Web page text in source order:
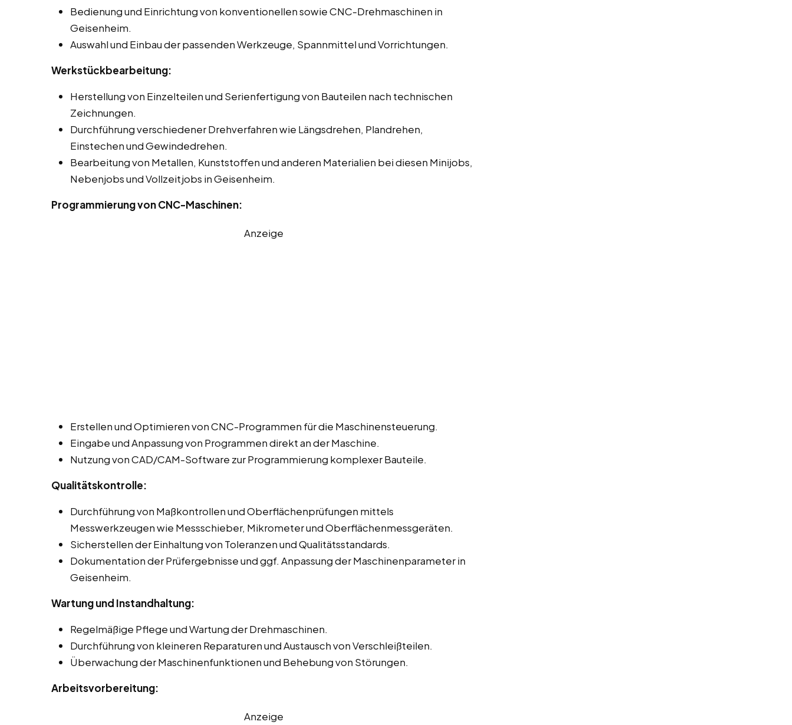
Bedienung und Einrichtung von konventionellen sowie CNC-Drehmaschinen in
Geisenheim.
Auswahl und Einbau der passenden Werkzeuge, Spannmittel und Vorrichtungen.
Werkstückbearbeitung:
Herstellung von Einzelteilen und Serienfertigung von Bauteilen nach technischen
Zeichnungen.
Durchführung verschiedener Drehverfahren wie Längsdrehen, Plandrehen,
Einstechen und Gewindedrehen.
Bearbeitung von Metallen, Kunststoffen und anderen Materialien bei diesen Minijobs,
Nebenjobs und Vollzeitjobs in Geisenheim.
Programmierung von CNC-Maschinen:
Anzeige
Erstellen und Optimieren von CNC-Programmen für die Maschinensteuerung.
Eingabe und Anpassung von Programmen direkt an der Maschine.
Nutzung von CAD/CAM-Software zur Programmierung komplexer Bauteile.
Qualitätskontrolle:
Durchführung von Maßkontrollen und Oberflächenprüfungen mittels
Messwerkzeugen wie Messschieber, Mikrometer und Oberflächenmessgeräten.
Sicherstellen der Einhaltung von Toleranzen und Qualitätsstandards.
Dokumentation der Prüfergebnisse und ggf. Anpassung der Maschinenparameter in
Geisenheim.
Wartung und Instandhaltung:
Regelmäßige Pflege und Wartung der Drehmaschinen.
Durchführung von kleineren Reparaturen und Austausch von Verschleißteilen.
Überwachung der Maschinenfunktionen und Behebung von Störungen.
Arbeitsvorbereitung:
Anzeige